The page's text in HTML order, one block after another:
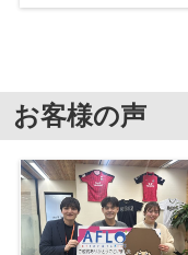
お客様の声